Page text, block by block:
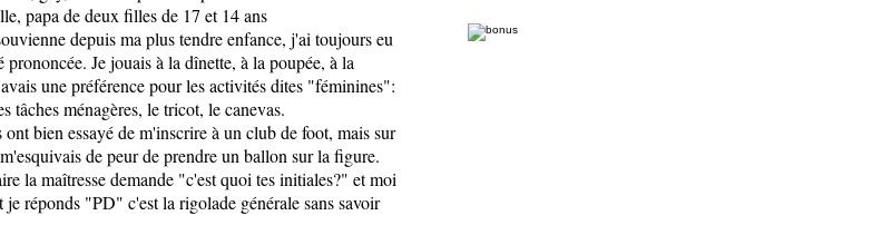
papa de deux filles de 17 et 14 ans
depuis ma plus tendre enfance, j'ai toujours eu
prononcée. Je jouais à la dînette, à la poupée, à la
une préférence pour les activités dites "féminines":
tâches ménagères, le tricot, le canevas.
ont bien essayé de m'inscrire à un club de foot, mais sur
de peur de prendre un ballon sur la figure.
la maîtresse demande "c'est quoi tes initiales?" et moi
je réponds "PD" c'est la rigolade générale sans savoir